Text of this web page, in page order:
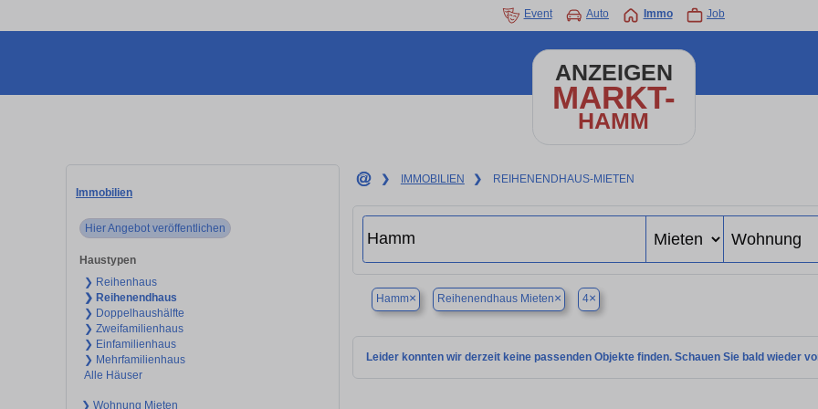
Event Auto Immo Job
ANZEIGEN
MARKT-
HAMM
Immobilien
Hier Angebot veröffentlichen
Haustypen
❯ Reihenhaus
❯ Reihenendhaus
❯ Doppelhaushälfte
❯ Zweifamilienhaus
❯ Einfamilienhaus
❯ Mehrfamilienhaus
Alle Häuser
❯ Wohnung Mieten
❯ IMMOBILIEN ❯ REIHENENDHAUS-MIETEN
Hamm× Reihenendhaus Mieten× 4×
Leider konnten wir derzeit keine passenden Objekte finden. Schauen Sie bald wieder